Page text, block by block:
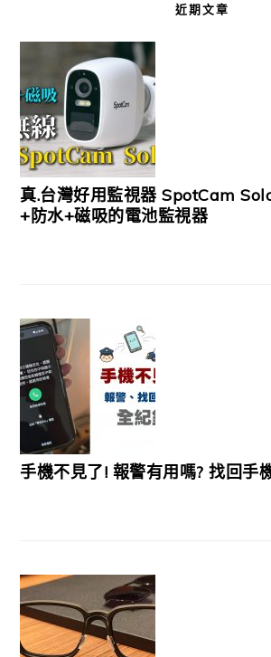
近期文章
真.台灣好用監視器 SpotCam
+防水+磁吸的電池監視器
手機不見了! 報警有用嗎? 找回手